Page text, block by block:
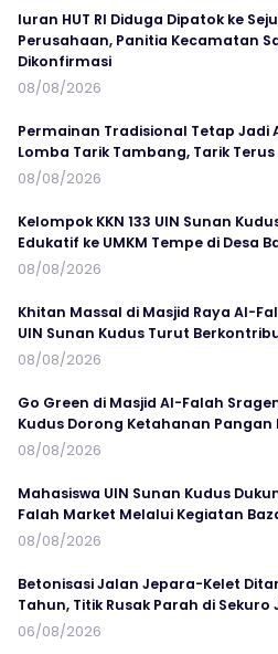
Iuran HUT RI Diduga Dipatok ke
Perusahaan, Panitia Kecamatan
Dikonfirmasi
08/08/2026
Permainan Tradisional Tetap Jadi
Lomba Tarik Tambang, Tarik
08/08/2026
Kelompok KKN 133 UIN Sunan
Edukatif ke UMKM Tempe di Desa
08/08/2026
Khitan Massal di Masjid Raya Al-
UIN Sunan Kudus Turut
08/08/2026
Go Green di Masjid Al-Falah
Kudus Dorong Ketahanan Pangan
08/08/2026
Mahasiswa UIN Sunan Kudus
Falah Market Melalui Kegiatan
08/08/2026
Betonisasi Jalan Jepara-Kelet
Tahun, Titik Rusak Parah di
06/08/2026